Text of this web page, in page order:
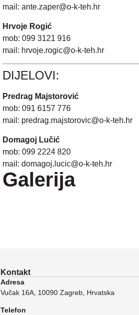
mail: ante.zaper@o-k-teh.hr
Hrvoje Rogić
mob: 099 3121 916
mail: hrvoje.rogic@o-k-teh.hr
DIJELOVI:
Predrag Majstorović
mob: 091 6157 776
mail: predrag.majstorovic@o-k-teh.hr
Domagoj Lučić
mob: 099 2224 820
mail: domagoj.lucic@o-k-teh.hr
Galerija
Kontakt
Adresa
Vučak 16A, 10090 Zagreb, Hrvatska
Telefon